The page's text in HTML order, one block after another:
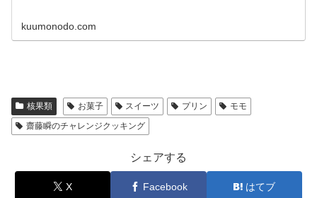
kuumonodo.com
核果類 お菓子 スイーツ プリン
モモ
齋藤瞬のチャレンジクッキング
シェアする
X Facebook はてブ